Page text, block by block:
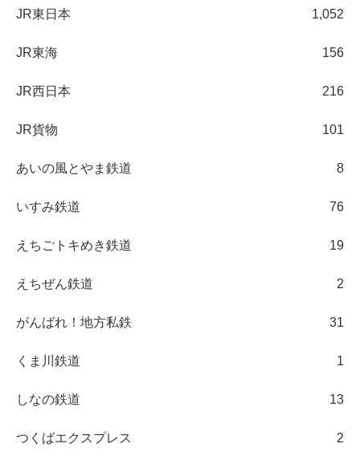
JR東日本 1,052
JR東海 156
JR西日本 216
JR貨物 101
あいの風とやま鉄道 8
いすみ鉄道 76
えちごトキめき鉄道 19
えちぜん鉄道 2
がんばれ！地方私鉄 31
くま川鉄道 1
しなの鉄道 13
つくばエクスプレス 2